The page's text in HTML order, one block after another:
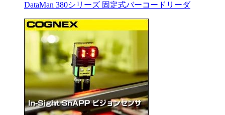
DataMan 380シリーズ 固定式バーコードリーダ